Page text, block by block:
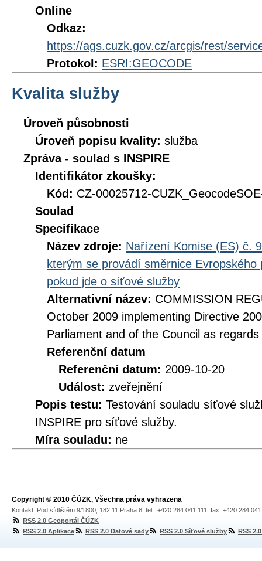
Online
Odkaz:
https://ags.cuzk.gov.cz/arcgis/rest/
Protokol: ESRI:GEOCODE
Kvalita služby
Úroveň působnosti
Úroveň popisu kvality: služba
Zpráva - soulad s INSPIRE
Identifikátor zkoušky:
Kód: CZ-00025712-
Soulad
Specifikace
Název zdroje: Nařízení Komise (ES) č.
kterým se provádí směrnice
pokud jde o síťové služby
Alternativní název: COMMISSION
October 2009 implementing Directive
Parliament and of the Council as
Referenční datum
Referenční datum: 2009-10-20
Událost: zveřejnění
Popis testu: Testování souladu síťové
INSPIRE pro síťové služby.
Míra souladu: ne
Copyright © 2010 ČÚZK, Všechna práva vyhrazena
Kontakt: Pod sídlištěm 9/1800, 182 11 Praha 8, tel.: +420 284 041 111, fax: +420 284
RSS 2.0 Geoportál ČÚZK
RSS 2.0 Aplikace
RSS 2.0 Datové sady RSS 2.0 Síťové služby RSS